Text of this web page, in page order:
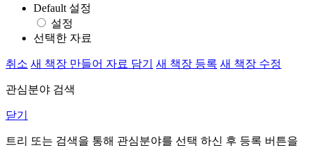
Default 설정
설정
선택한 자료
취소 새 책장 만들어 자료 담기 새 책장 등록 새 책장 수정
관심분야 검색
닫기
트리 또는 검색을 통해 관심분야를 선택 하신 후 등록 버튼을